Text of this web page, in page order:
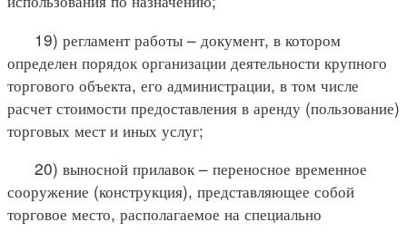
19) регламент работы – документ, в котором
определен порядок организации деятельности крупного
торгового объекта, его администрации, в том числе
расчет стоимости предоставления в аренду (пользование)
торговых мест и иных услуг;
20) выносной прилавок – переносное временное
сооружение (конструкция), представляющее собой
торговое место, располагаемое на специально